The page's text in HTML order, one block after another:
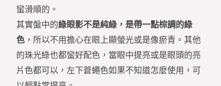
蠻滑順的。
其實盤中的綠眼影不是純綠，是帶一點棕調的綠
色 ，所以不用擔心在眼上顯螢光或是像瘀青。其他
的珠光綠也都蠻好配色，當眼中提亮或是眼頭的亮
片色都可以，左下蒼蠅色如果不知道怎麼使用，可